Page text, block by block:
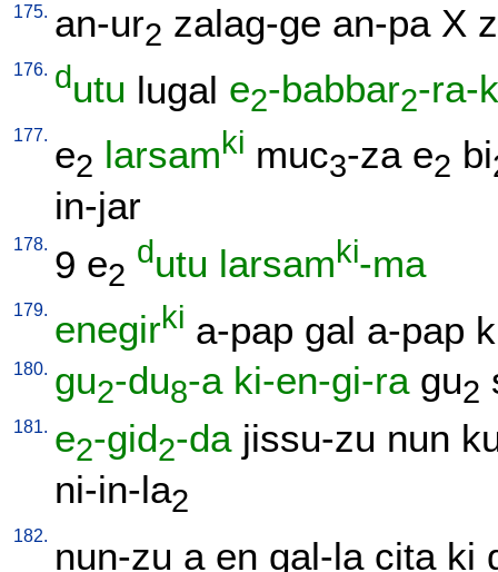
175. an-ur2 zalag-ge an-pa X
176. dutu lugal e2-babbar2-ra-
177. e2 larsamki muc3-za e2 bi
in-jar
178. 9 e2
dutu larsamki-ma
179. enegirki a-pap gal a-pap
180. gu2-du8-a ki-en-gi-ra gu2
181. e2-gid2-da jissu-zu nun
ni-in-la2
182. nun-zu a en gal-la cita ki